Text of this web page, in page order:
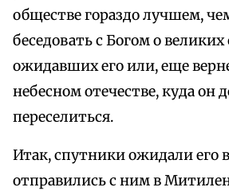
обществе гораздо лучшем,
беседовать с Богом о
ожидавших его или, еще
небесном отечестве, куда он
переселиться.
Итак, спутники ожидали его
отправились с ним в